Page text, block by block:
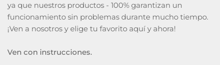
ya que nuestros productos - 100% garantizan un
funcionamiento sin problemas durante mucho tiempo.
¡Ven a nosotros y elige tu favorito aquí y ahora!
Ven con instrucciones.